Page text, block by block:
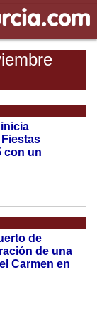
con un
de
de una
Carmen en